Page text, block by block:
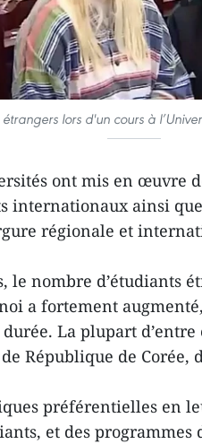
lors d'un cours à
ont mis en œuvre
internationaux ainsi
régionale et
le nombre d’étudiants
a fortement
La plupart d’entre
République de Corée,
préférentielles en
et des